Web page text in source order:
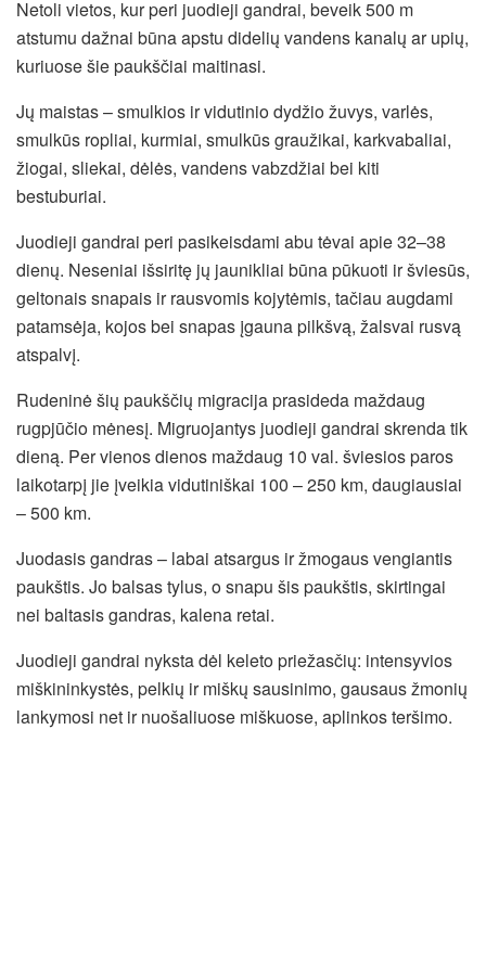
Netoli vietos, kur peri juodieji gandrai, beveik 500 m
atstumu dažnai būna apstu didelių vandens kanalų ar upių,
kuriuose šie paukščiai maitinasi.
Jų maistas – smulkios ir vidutinio dydžio žuvys, varlės,
smulkūs ropliai, kurmiai, smulkūs graužikai, karkvabaliai,
žiogai, sliekai, dėlės, vandens vabzdžiai bei kiti
bestuburiai.
Juodieji gandrai peri pasikeisdami abu tėvai apie 32–38
dienų. Neseniai išsiritę jų jaunikliai būna pūkuoti ir šviesūs,
geltonais snapais ir rausvomis kojytėmis, tačiau augdami
patamsėja, kojos bei snapas įgauna pilkšvą, žalsvai rusvą
atspalvį.
Rudeninė šių paukščių migracija prasideda maždaug
rugpjūčio mėnesį. Migruojantys juodieji gandrai skrenda tik
dieną. Per vienos dienos maždaug 10 val. šviesios paros
laikotarpį jie įveikia vidutiniškai 100 – 250 km, daugiausiai
– 500 km.
Juodasis gandras – labai atsargus ir žmogaus vengiantis
paukštis. Jo balsas tylus, o snapu šis paukštis, skirtingai
nei baltasis gandras, kalena retai.
Juodieji gandrai nyksta dėl keleto priežasčių: intensyvios
miškininkystės, pelkių ir miškų sausinimo, gausaus žmonių
lankymosi net ir nuošaliuose miškuose, aplinkos teršimo.